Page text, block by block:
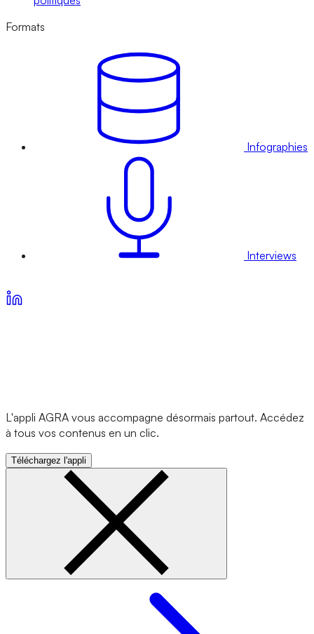
Formats
Infographies
Interviews
L'appli AGRA vous accompagne désormais partout. Accédez
à tous vos contenus en un clic.
Téléchargez l'appli